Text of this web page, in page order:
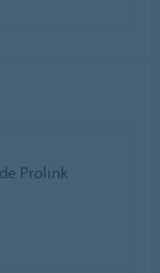
Prolink